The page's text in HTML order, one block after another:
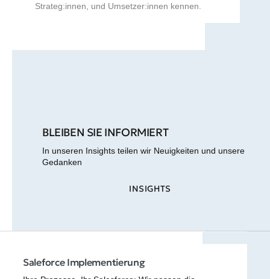
Strateg:innen, und Umsetzer:innen kennen.
BLEIBEN SIE INFORMIERT
In unseren Insights teilen wir Neuigkeiten und unsere
Gedanken
INSIGHTS
Saleforce Implementierung